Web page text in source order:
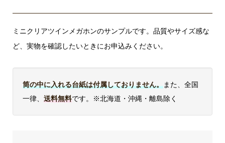
ミニクリアツインメガホンのサンプルです。品質やサイズ感な
ど、実物を確認したいときにお申込みください。
筒の中に入れる台紙は付属しておりません。また、全国
一律、 送料無料です。※北海道・沖縄・離島除く